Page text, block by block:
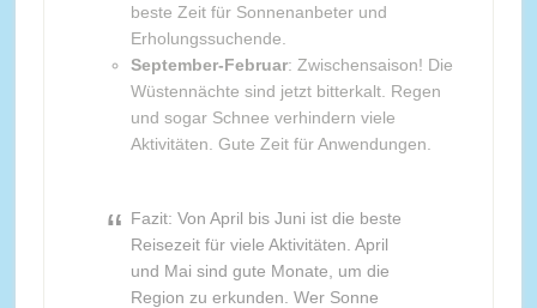
beste Zeit für Sonnenanbeter und
Erholungssuchende.
September-Februar: Zwischensaison! Die
Wüstennächte sind jetzt bitterkalt. Regen
und sogar Schnee verhindern viele
Aktivitäten. Gute Zeit für Anwendungen.
Fazit: Von April bis Juni ist die beste
Reisezeit für viele Aktivitäten. April
und Mai sind gute Monate, um die
Region zu erkunden. Wer Sonne